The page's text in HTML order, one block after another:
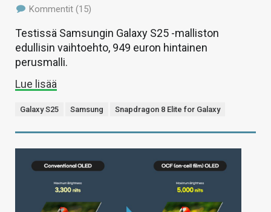
Kommentit (15)
Testissä Samsungin Galaxy S25 -malliston
edullisin vaihtoehto, 949 euron hintainen
perusmalli.
Lue lisää
Galaxy S25 Samsung Snapdragon 8 Elite for Galaxy